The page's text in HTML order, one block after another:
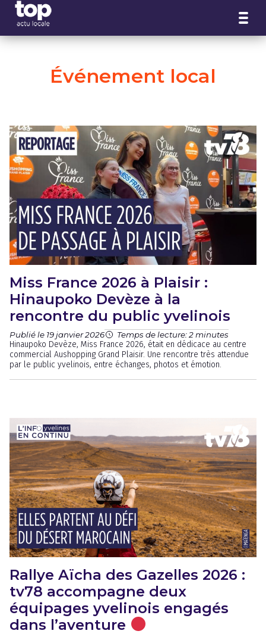
Événement local
Miss France 2026 à Plaisir :
Hinaupoko Devèze à la
rencontre du public yvelinois
Publié le 19 janvier 2026 Temps de lecture: 2 minutes
Hinaupoko Devèze, Miss France 2026, était en dédicace au centre
commercial Aushopping Grand Plaisir. Une rencontre très attendue
par le public yvelinois, entre échanges, photos et émotion.
Rallye Aïcha des Gazelles 2026 :
tv78 accompagne deux
équipages yvelinois engagés
dans l’aventure
Panneau de gestion des cookies